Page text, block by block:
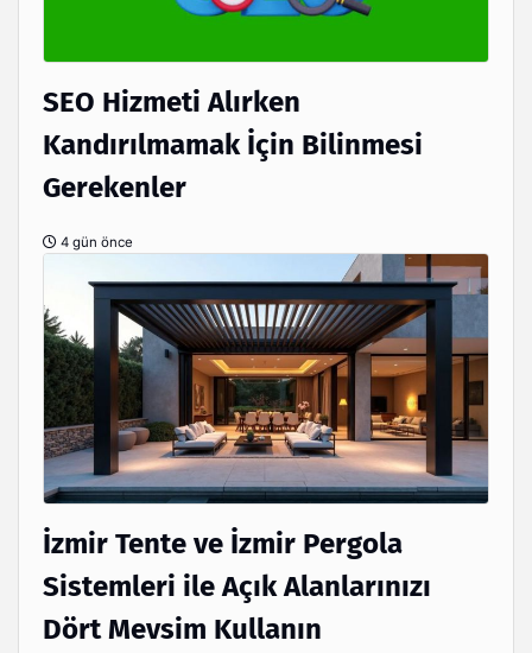
SEO Hizmeti Alırken
Kandırılmamak İçin Bilinmesi
Gerekenler
4 gün önce
İzmir Tente ve İzmir Pergola
Sistemleri ile Açık Alanlarınızı
Dört Mevsim Kullanın